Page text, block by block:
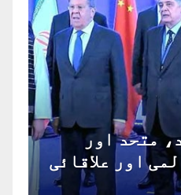
متحد اور
اور علاقائی
ہے